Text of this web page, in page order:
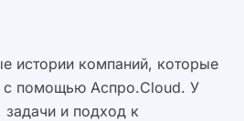
истории компаний, которые
с помощью Аспро.Cloud. У
и подход к